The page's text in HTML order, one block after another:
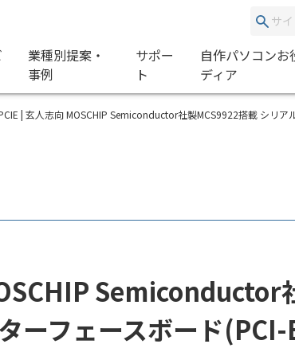
業種別提案・
事例
サポー
ト
自作パソコンお
ディア
| 玄人志向 MOSCHIP Semiconductor社製MCS9922搭載 シリ
Semiconductor
ーフェースボード